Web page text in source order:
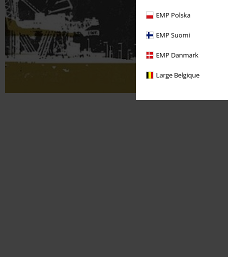
EMP Polska
EMP Suomi
EMP Danmark
Large Belgique